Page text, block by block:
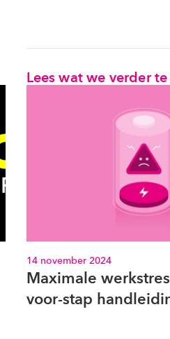
Lees wat we verder
14 november 2024
Maximale
voor-stap